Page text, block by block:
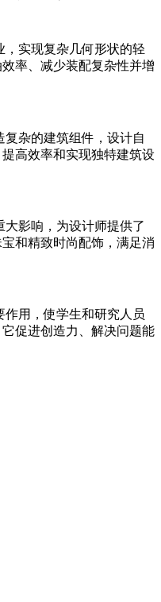
实现复杂几何形状的轻
率、减少装配复杂性并增
杂的建筑组件，设计自
高效率和实现独特建筑设
影响，为设计师提供了
和精致时尚配饰，满足消
用，使学生和研究人员
促进创造力、解决问题能